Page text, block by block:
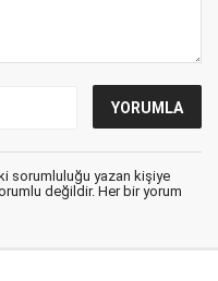
sorumluluğu yazan kişiye
değildir. Her bir yorum